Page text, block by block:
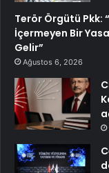
Terör Örgütü Pkk:
İçermeyen Bir
Gelir”
Ağustos 6, 2026